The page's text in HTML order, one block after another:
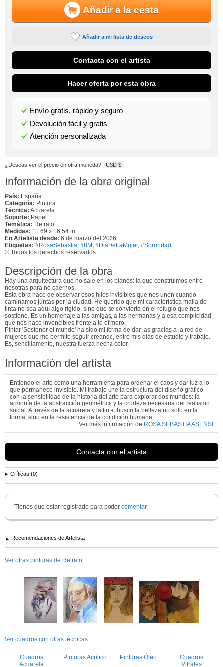
Añadir a la cesta
Añadir a mi lista de deseos
Contacta con el artista
Hacer oferta por esta obra
Envío gratis, rápido y seguro
Devolución fácil y gratis
Atención personalizada
¿Deseas ver el precio en otra moneda? USD $
Información de la obra original
País: España
Categoría: Pintura
Técnica: Acuarela
Soporte: Papel
Temática: Retrato
Medidas: 11.69 x 16.54 in
En Artelista desde: 6 de marzo del 2026
Etiquetas: ​#RosaSebastia, #8M , #DiaDeLaMujer, #Sororidad
© Todos los derechos reservados
Descripción de la obra
Hay una arquitectura que no sale en los planos: la que construimos entre
nosotras para no caernos.
Esta obra nace de observar esos hilos invisibles que nos unen cuando
caminamos juntas por la ciudad. He querido que mi característica malla de
tinta no sea aquí algo rígido, sino que se convierta en el refugio que nos
sostiene. Es un homenaje a las amigas, a las hermanas y a esa complicidad
que nos hace invencibles frente a lo efímero.
Pintar 'Sostener el mundo' ha sido mi forma de dar las gracias a la red de
mujeres que me permite seguir creando, entre mis días de estudio y trabajo.
Es, sencillamente, nuestra fuerza hecha color.
Información del artista
Entiendo el arte como una herramienta para ordenar el caos y dar luz a lo
que permanece invisible. Mi trabajo une la estructura del diseño gráfico
con la sensibilidad de la historia del arte para explorar dos mundos: la
armonía de la abstracción geométrica y la crudeza necesaria del realismo
social. A través de la acuarela y la tinta, busco la belleza no solo en la
forma, sino en la resistencia de la condición humana
Ver más información de ROSA SEBASTIA ASENSI
Contacta con el artista
Críticas (0)
Tienes que estar registrado para poder comentar
Recomendaciones de Artelista
Ver otras pinturas de Retrato
Ver cuadros con otras técnicas
Cuadros
Acuarela
Pinturas Acrílico Pinturas Óleo
Cuadros
Vitrales